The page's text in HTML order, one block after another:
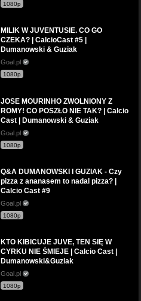
1080p
MILIK W JUVENTUSIE. CO GO
CZEKA? | CalcioCast #5 |
Dumanowski & Guziak
Goal.pl
1080p
JOSE MOURINHO ZWOLNIONY Z
ROMY! CO POSZŁO NIE TAK? | Calcio
Cast | Dumanowski & Guziak
Goal.pl
1080p
Q&A DUMANOWSKI I GUZIAK - Czy
pizza z ananasem to nadal pizza? |
Calcio Cast #9
Goal.pl
1080p
KTO KIBICUJE JUVE, TEN SIĘ W
CYRKU NIE ŚMIEJE | Calcio Cast |
Dumanowski&Guziak
Goal.pl
1080p